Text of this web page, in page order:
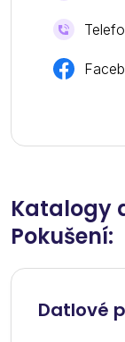
Katalogy
Pokušení:
Datlové